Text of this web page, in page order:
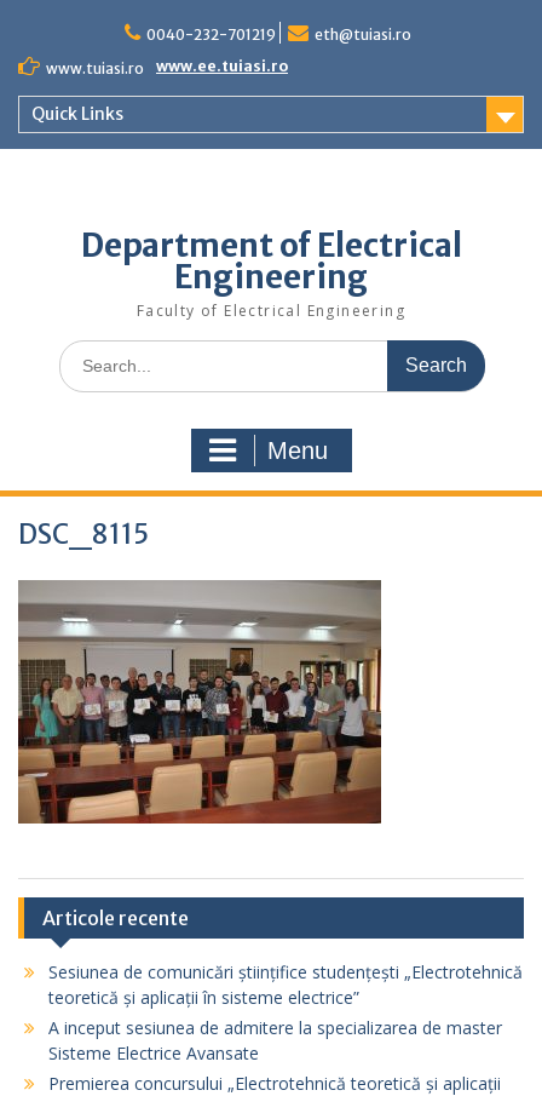
content
0040-232-701219
eth@tuiasi.ro
www.tuiasi.ro
www.ee.tuiasi.ro
Quick Links
Department of Electrical
Engineering
Faculty of Electrical Engineering
Search
for:
Menu
DSC_8115
Articole recente
Sesiunea de comunicări științifice studențești „Electrotehnică
teoretică și aplicații în sisteme electrice”
A inceput sesiunea de admitere la specializarea de master
Sisteme Electrice Avansate
Premierea concursului „Electrotehnică teoretică și aplicații